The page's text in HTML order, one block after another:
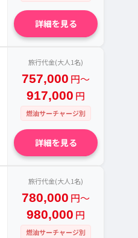
詳細を見る
旅行代金(大人1名)
757,000 円〜
917,000 円
燃油サーチャージ別
詳細を見る
旅行代金(大人1名)
780,000 円〜
980,000 円
燃油サーチャージ別